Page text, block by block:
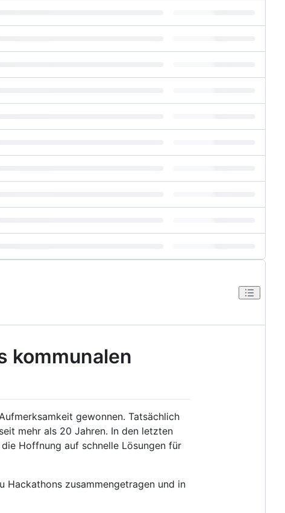
kommunalen
gewonnen. Tatsächlich
mehr als 20 Jahren. In den letzten
Hoffnung auf schnelle Lösungen für
Hackathons zusammengetragen und in